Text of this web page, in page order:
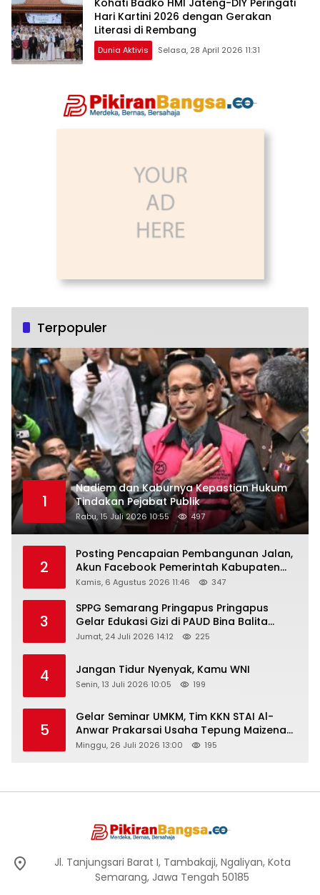
Kohati Badko HMI Jateng-DIY Peringati
Hari Kartini 2026 dengan Gerakan
Literasi di Rembang
Dunia Aktivis Selasa, 28 April 2026 11:31
Terpopuler
1
Nadiem dan Kaburnya Kepastian Hukum
Tindakan Pejabat Publik
Rabu, 15 Juli 2026 10:55 497
2
Posting Pencapaian Pembangunan Jalan,
Akun Facebook Pemerintah Kabupaten
Rembang “Dirujak” Warganet
Kamis, 6 Agustus 2026 11:46 347
3
SPPG Semarang Pringapus Pringapus
Gelar Edukasi Gizi di PAUD Bina Balita
Peringati Hari Anak Nasional 2026
Jumat, 24 Juli 2026 14:12 225
4 Jangan Tidur Nyenyak, Kamu WNI
Senin, 13 Juli 2026 10:05 199
5
Gelar Seminar UMKM, Tim KKN STAI Al-
Anwar Prakarsai Usaha Tepung Maizena
di Logung
Minggu, 26 Juli 2026 13:00 195
Jl. Tanjungsari Barat I, Tambakaji, Ngaliyan, Kota
Semarang, Jawa Tengah 50185